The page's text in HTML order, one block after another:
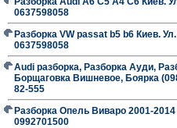
0637598058
Разборка VW passat b5 b6 Киев.
0637598058
Audi разборка, Разборка Ауди,
Борщаговка Вишневое, Боярка
82-555
Разборка Опель Виваро 2001-
0992701500